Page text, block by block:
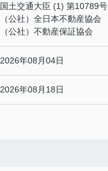
国土交通大臣 (1) 第10789号
（公社）全日本不動産協会
（公社）不動産保証協会
2026年08月04日
2026年08月18日